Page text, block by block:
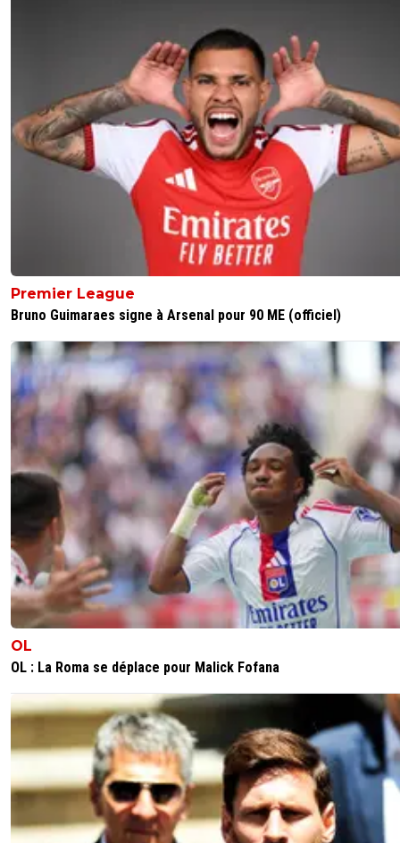
Premier League
Bruno Guimaraes signe à Arsenal pour 90 ME (officiel)
OL
OL : La Roma se déplace pour Malick Fofana